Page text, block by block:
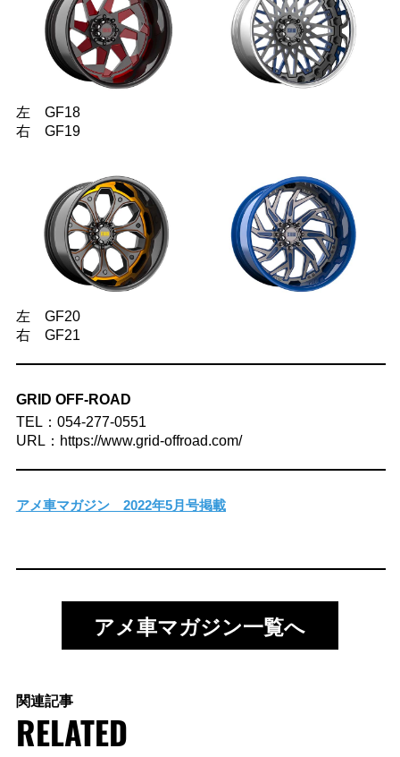
左 GF18
右 GF19
左 GF20
右 GF21
GRID OFF-ROAD
TEL：054-277-0551
URL：https://www.grid-offroad.com/
アメ車マガジン 2022年5月号掲載
アメ車マガジン一覧へ
関連記事
RELATED